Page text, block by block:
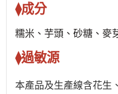
⧫成分
糯米、芋頭、砂糖、麥
⧫過敏源
本產品及生產線含花生